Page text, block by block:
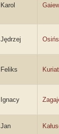
Karol
Jędrzej
Feliks
Ignacy
Jan